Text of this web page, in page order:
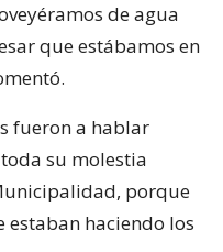
de agua
que estábamos en
fueron a hablar
su molestia
porque
haciendo los